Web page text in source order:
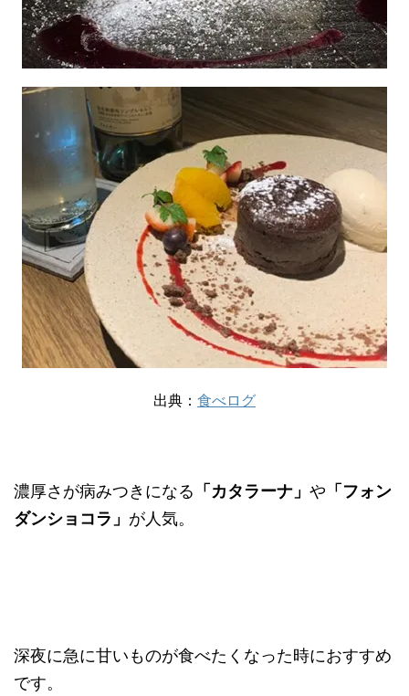
出典： 食べログ
濃厚さが病みつきになる 「カタラーナ」 や 「フォン
ダンショコラ」 が人気。
深夜に急に甘いものが食べたくなった時におすすめ
です。